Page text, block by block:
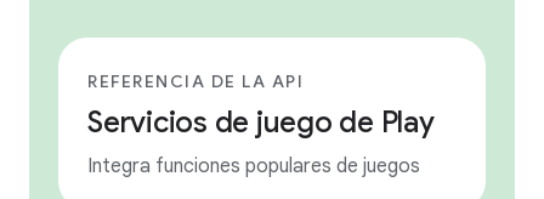
REFERENCIA DE LA API
Servicios de juego de Play
Integra funciones populares de juegos